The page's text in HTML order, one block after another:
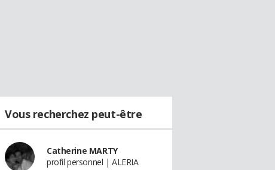
Vous recherchez peut-être
Catherine MARTY
profil personnel | ALERIA